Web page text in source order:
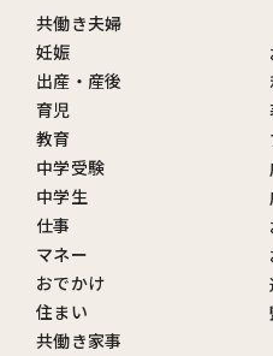
共働き夫婦
妊娠
出産・産後
育児
教育
中学受験
中学生
仕事
マネー
おでかけ
住まい
共働き家事